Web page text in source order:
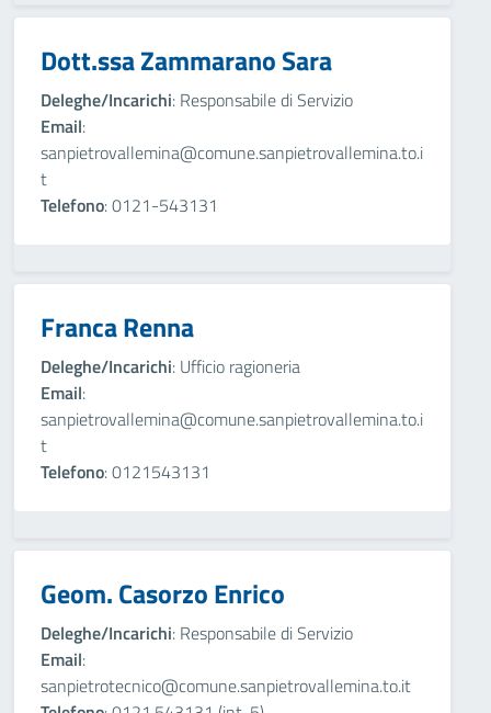
Dott.ssa Zammarano Sara
Deleghe/Incarichi: Responsabile di Servizio
Email:
sanpietrovallemina@comune.sanpietrovallemina.to.i
t
Telefono: 0121-543131
Franca Renna
Deleghe/Incarichi: Ufficio ragioneria
Email:
sanpietrovallemina@comune.sanpietrovallemina.to.i
t
Telefono: 0121543131
Geom. Casorzo Enrico
Deleghe/Incarichi: Responsabile di Servizio
Email:
sanpietrotecnico@comune.sanpietrovallemina.to.it